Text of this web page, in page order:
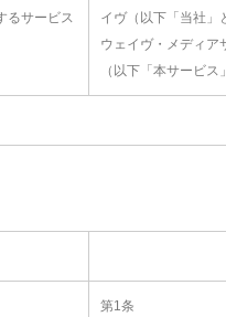
るサービス
イヴ（以下「当社」
ウェイヴ・メディア
（以下「本サービス
第1条